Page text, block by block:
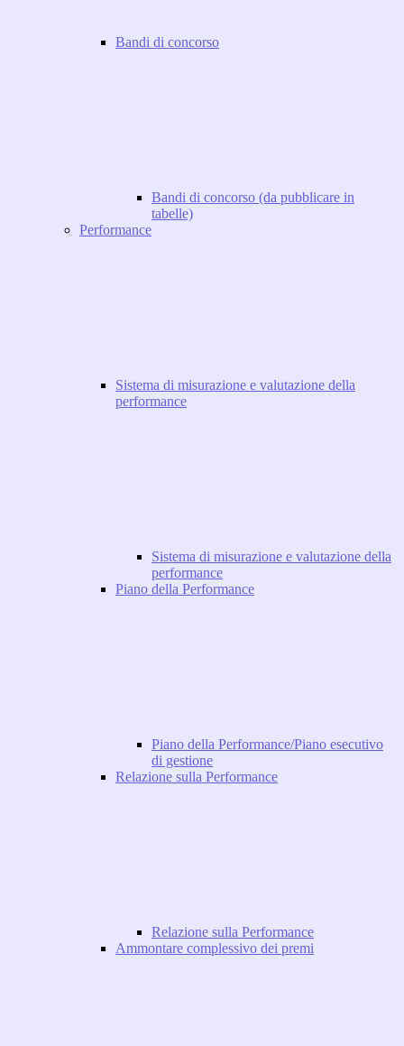
Bandi di concorso
Bandi di concorso (da pubblicare in
tabelle)
Performance
Sistema di misurazione e valutazione della
performance
Sistema di misurazione e valutazione della
performance
Piano della Performance
Piano della Performance/Piano esecutivo
di gestione
Relazione sulla Performance
Relazione sulla Performance
Ammontare complessivo dei premi